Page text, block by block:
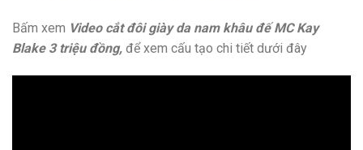
Bấm xem Video cắt đôi giày da nam khâu đế MC Kay
Blake 3 triệu đồng, để xem cấu tạo chi tiết dưới đây